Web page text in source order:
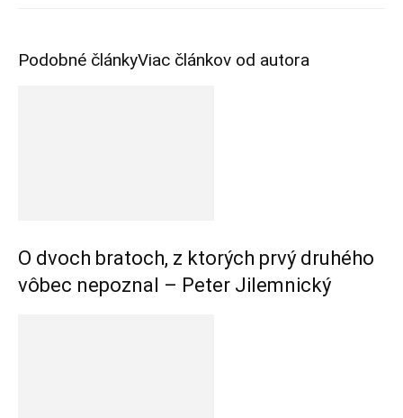
Podobné článkyViac článkov od autora
O dvoch bratoch, z ktorých prvý druhého
vôbec nepoznal – Peter Jilemnický